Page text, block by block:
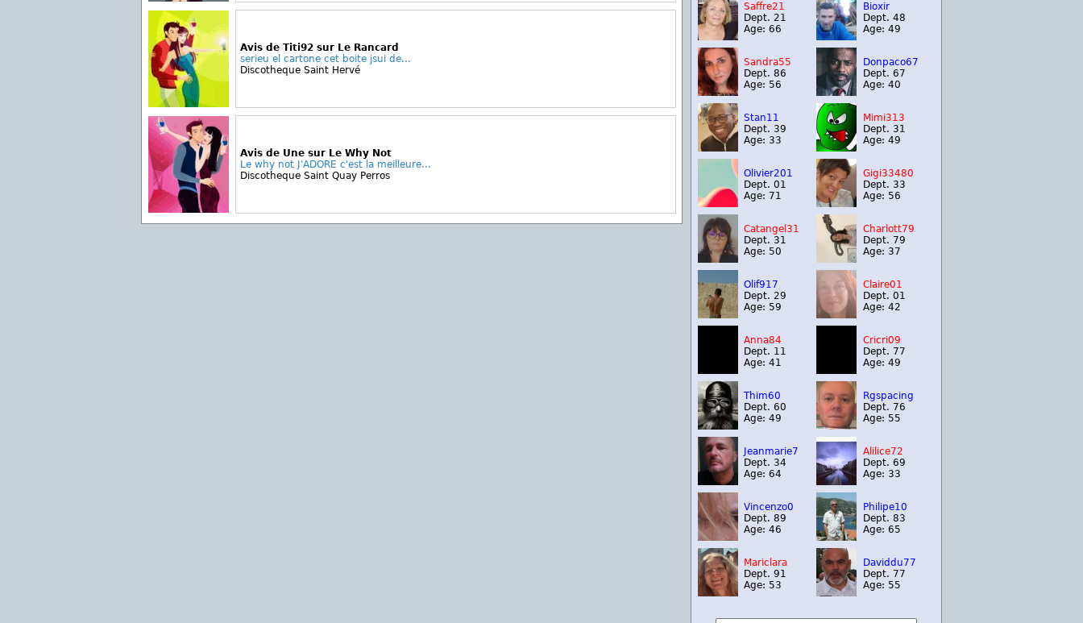
Avis de Titi92 sur Le Rancard
serieu el cartone cet boite jsui de...
Discotheque Saint Hervé
Avis de Une sur Le Why Not
Le why not J'ADORE c'est la meilleure...
Discotheque Saint Quay Perros
Saffre21
Dept. 21
Age: 66
Bioxir
Dept. 48
Age: 49
Sandra55
Dept. 86
Age: 56
Donpaco67
Dept. 67
Age: 40
Stan11
Dept. 39
Age: 33
Mimi313
Dept. 31
Age: 49
Olivier201
Dept. 01
Age: 71
Gigi33480
Dept. 33
Age: 56
Catangel31
Dept. 31
Age: 50
Charlott79
Dept. 79
Age: 37
Olif917
Dept. 29
Age: 59
Claire01
Dept. 01
Age: 42
Anna84
Dept. 11
Age: 41
Cricri09
Dept. 77
Age: 49
Thim60
Dept. 60
Age: 49
Rgspacing
Dept. 76
Age: 55
Jeanmarie7
Dept. 34
Age: 64
Alilice72
Dept. 69
Age: 33
Vincenzo0
Dept. 89
Age: 46
Philipe10
Dept. 83
Age: 65
Mariclara
Dept. 91
Age: 53
Daviddu77
Dept. 77
Age: 55